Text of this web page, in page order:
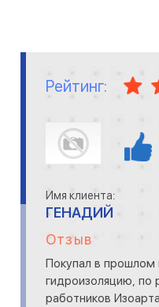
Рейтинг:
Имя клиента:
ГЕНАДИЙ
Отзыв
Покупал в
гидроизоляцию, по
работников